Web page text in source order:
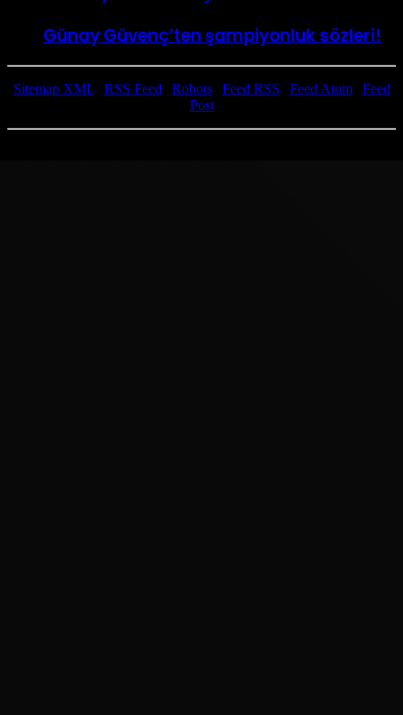
Günay Güvenç’ten şampiyonluk sözleri!
Sitemap XML| RSS Feed| Robots| Feed RSS Feed Atom| Feed
Post